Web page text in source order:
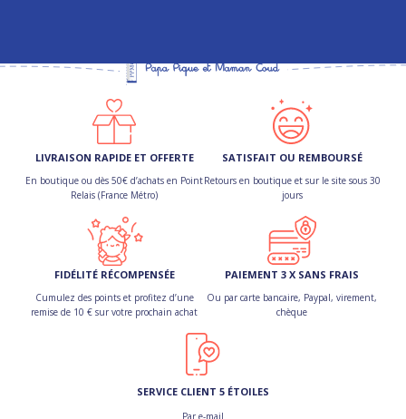
LIVRAISON RAPIDE ET OFFERTE
En boutique ou dès 50€ d’achats en Point
Relais (France Métro)
SATISFAIT OU REMBOURSÉ
Retours en boutique et sur le site sous 30
jours
FIDÉLITÉ RÉCOMPENSÉE
Cumulez des points et profitez d’une
remise de 10 € sur votre prochain achat
PAIEMENT 3 X SANS FRAIS
Ou par carte bancaire, Paypal, virement,
chèque
SERVICE CLIENT 5 ÉTOILES